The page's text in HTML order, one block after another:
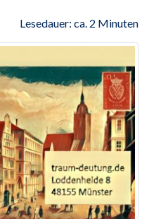
Lesedauer: ca. 2 Minuten